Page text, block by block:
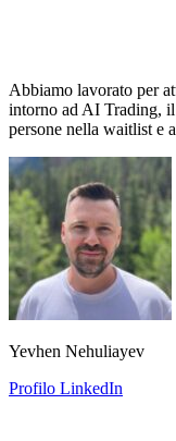
Abbiamo lavorato per
intorno ad AI Trading,
persone nella waitlist e
Yevhen Nehuliayev
Profilo LinkedIn